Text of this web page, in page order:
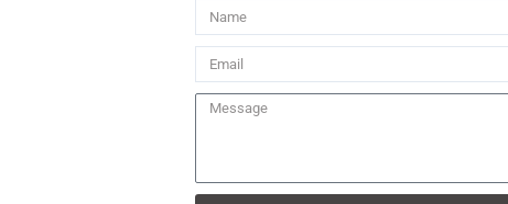
Name
Email
Message